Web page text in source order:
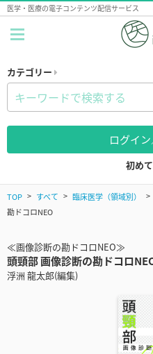
医学・医療の電子コンテンツ配信サービス
カテゴリー
ログイ
初め
TOP すべて 臨床医学（領域別）
勘ドコロNEO
≪画像診断の勘ドコロNEO≫
頭頸部 画像診断の勘ドコロ
浮洲 龍太郎(編集)